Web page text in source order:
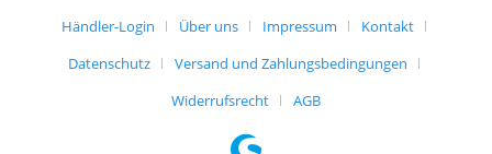
Ich habe dieDatenschutzerklärunggelesen,
verstanden und stimme zu. *
Händler-Login Über uns Impressum
Kontakt
Datenschutz
Versand und Zahlungsbedingungen
Widerrufsrecht
AGB